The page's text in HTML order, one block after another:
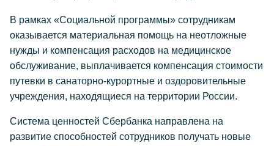
В рамках «Социальной программы» сотрудникам
оказывается материальная помощь на неотложные
нужды и компенсация расходов на медицинское
обслуживание, выплачивается компенсация стоимости
путевки в санаторно-курортные и оздоровительные
учреждения, находящиеся на территории России.
Система ценностей Сбербанка направлена на
развитие способностей сотрудников получать новые